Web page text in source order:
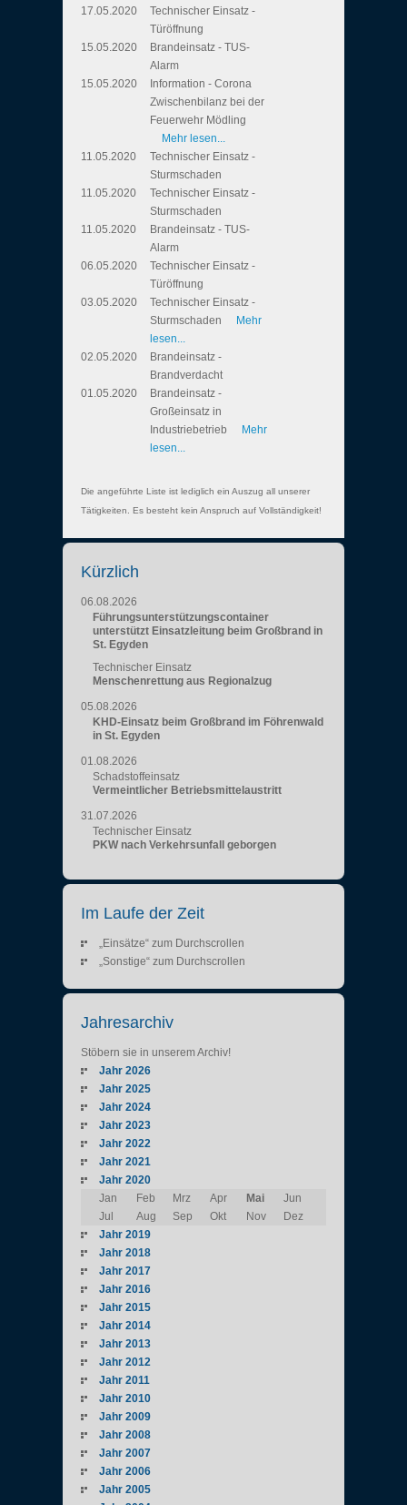
17.05.2020
Technischer Einsatz -
Türöffnung
15.05.2020
Brandeinsatz - TUS-
Alarm
15.05.2020
Information - Corona
Zwischenbilanz bei der
Feuerwehr Mödling
Mehr lesen...
11.05.2020
Technischer Einsatz -
Sturmschaden
11.05.2020
Technischer Einsatz -
Sturmschaden
11.05.2020
Brandeinsatz - TUS-
Alarm
06.05.2020
Technischer Einsatz -
Türöffnung
03.05.2020
Technischer Einsatz -
Sturmschaden
Mehr
lesen...
02.05.2020
Brandeinsatz -
Brandverdacht
01.05.2020
Brandeinsatz -
Großeinsatz in
Industriebetrieb
Mehr
lesen...
Die angeführte Liste ist lediglich ein Auszug all unserer
Tätigkeiten. Es besteht kein Anspruch auf Vollständigkeit!
Kürzlich
06.08.2026
Führungsunterstützungscontainer
unterstützt Einsatzleitung beim Großbrand in
St. Egyden
Technischer Einsatz
Menschenrettung aus Regionalzug
05.08.2026
KHD-Einsatz beim Großbrand im Föhrenwald
in St. Egyden
01.08.2026
Schadstoffeinsatz
Vermeintlicher Betriebsmittelaustritt
31.07.2026
Technischer Einsatz
PKW nach Verkehrsunfall geborgen
Im Laufe der Zeit
„Einsätze“ zum Durchscrollen
„Sonstige“ zum Durchscrollen
Jahresarchiv
Stöbern sie in unserem Archiv!
Jahr 2026
Jahr 2025
Jahr 2024
Jahr 2023
Jahr 2022
Jahr 2021
Jahr 2020
Jan
Feb Mrz Apr Mai
Jun
Jul
Aug Sep Okt Nov
Dez
Jahr 2019
Jahr 2018
Jahr 2017
Jahr 2016
Jahr 2015
Jahr 2014
Jahr 2013
Jahr 2012
Jahr 2011
Jahr 2010
Jahr 2009
Jahr 2008
Jahr 2007
Jahr 2006
Jahr 2005